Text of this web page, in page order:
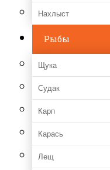
Нахлыст
Рыбы
Щука
Судак
Карп
Карась
Лещ